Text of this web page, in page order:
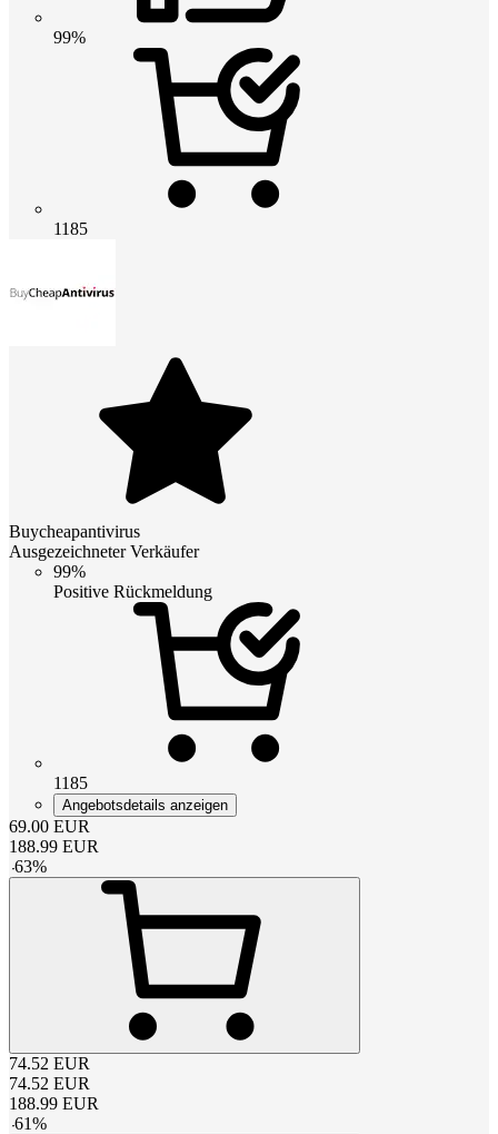
99%
1185
Buycheapantivirus
Ausgezeichneter Verkäufer
99%
Positive Rückmeldung
1185
Angebotsdetails anzeigen
69.00 EUR
188.99 EUR
-63%
74.52 EUR
74.52 EUR
188.99 EUR
-61%